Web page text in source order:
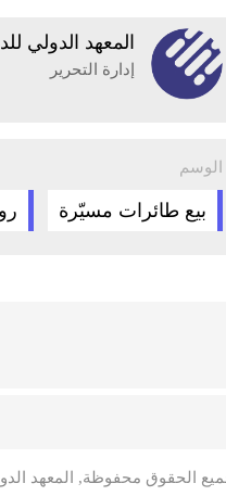
المعهد الدولي
إدارة التحرير
الوسم
بيع طائرات مسيّرة